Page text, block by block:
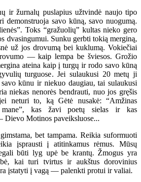
žurnalų puslapius užtvindė naujo tipo
savo kūną, savo nuogumą.
Toks “gražuolių” kultas nieko gero
dvasingumui. Sunku gerbti tokią merginą,
už jos drovumą bei kuklumą. Vokiečiai
— kaip lempa be šviesos. Grožio
ateina kaip į turgų ir rodo savo kūną
turguose. Jei sulaukusi 20 metų ji
kūnu ir niekuo daugiau, tai sulaukusi
niekas nenorės bendrauti, nuo jos gręšis
neturi to, ką Gėtė nusakė: “Amžinas
mane”, kas žavi poetų sielas ir kas
Motinos paveiksluose...
bet tampama. Reikia suformuoti
įsprausti į atitinkamus rėmus. Mūsų
būti lyg upė be krantų. Žmogus yra
kai turi tvirtus ir aukštus dorovinius
įstatyti į vagą — palenkti protui ir valiai.